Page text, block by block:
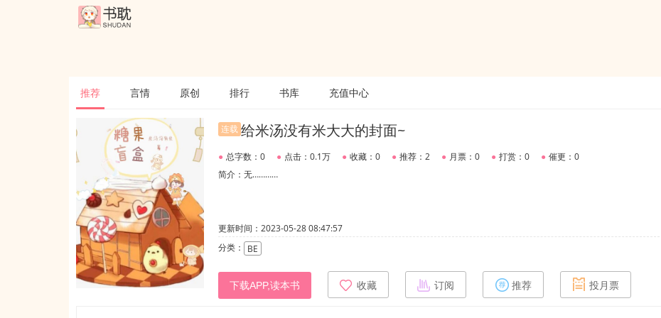
推荐 言情 原创 排行 书库 充值中心
连载 给米汤没有米大大的封面~
● 总字数：0 ● 点击：0.1万 ● 收藏：0 ● 推荐：2 ● 月票：0 ● 打赏：0 ● 催更：0
简介：无…………
更新时间：2023-05-28 08:47:57
分类：
BE
下载APP,读本书 收藏 订阅 推荐 投月票